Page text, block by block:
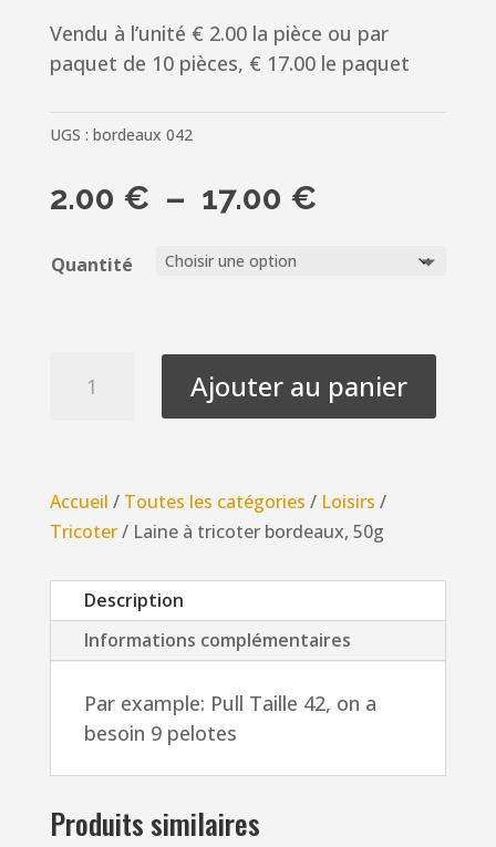
Vendu à l’unité € 2.00 la pièce ou par
paquet de 10 pièces, € 17.00 le paquet
UGS : bordeaux 042
2.00 € – 17.00 €Plage
17.00 €
Quantité
bordeaux,
50g
Ajouter au panier
Accueil / Toutes les catégories / Loisirs /
Tricoter/ Laine à tricoter bordeaux, 50g
Description
Informations complémentaires
Par example: Pull Taille 42, on a
besoin 9 pelotes
Produits similaires